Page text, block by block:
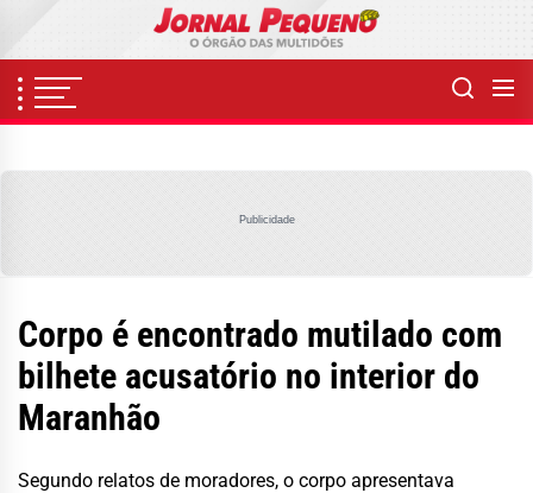
content
Publicidade
Corpo é encontrado mutilado com
bilhete acusatório no interior do
Maranhão
Segundo relatos de moradores, o corpo apresentava